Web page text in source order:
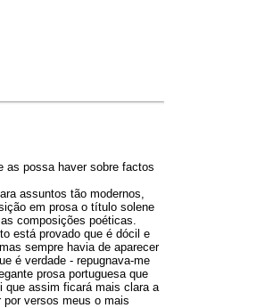
as possa haver sobre factos
assuntos tão modernos,
em prosa o título solene
composições poéticas.
está provado que é dócil e
sempre havia de aparecer
é verdade - repugnava-me
prosa portuguesa que
que assim ficará mais clara a
versos meus o mais